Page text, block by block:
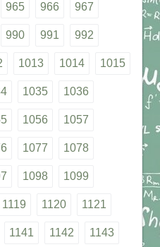
965 966 967
990 991 992
1013 1014 1015
1035 1036
1056 1057
1077 1078
1098 1099
1119 1120 1121
1141 1142 1143